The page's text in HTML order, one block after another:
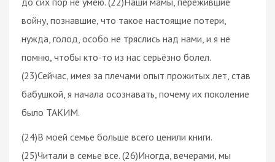
войну, познавшие, что такое настоящие потери,
нужда, голод, особо не тряслись над нами, и я не
помню, чтобы кто-то из нас серьёзно болел.
(23)Сейчас, имея за плечами опыт прожитых лет, став
бабушкой, я начала осознавать, почему их поколение
было ТАКИМ.
(24)В моей семье больше всего ценили книги.
(25)Читали в семье все. (26)Иногда, вечерами, мы